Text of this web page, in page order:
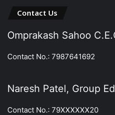
Contact Us
Omprakash Sahoo
Contact No.: 7987641692
Naresh Patel, Group
Contact No.: 79XXXXXX20